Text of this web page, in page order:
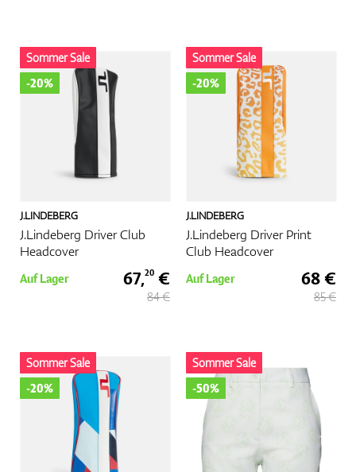
J.LINDEBERG
J.Lindeberg Driver Club
Headcover
Sommer Sale
-20%
Auf Lager 67,20 €
84 €
J.LINDEBERG
J.Lindeberg Driver Print
Club Headcover
Sommer Sale
-20%
Auf Lager 68 €
85 €
Sommer Sale
-20%
Sommer Sale
-50%